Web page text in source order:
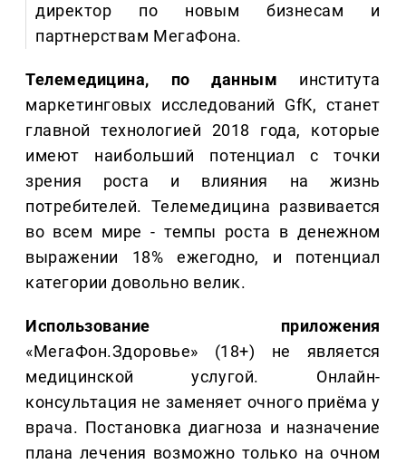
директор по новым бизнесам и
партнерствам МегаФона.
Телемедицина, по данным института
маркетинговых исследований GfK, станет
главной технологией 2018 года, которые
имеют наибольший потенциал с точки
зрения роста и влияния на жизнь
потребителей. Телемедицина развивается
во всем мире - темпы роста в денежном
выражении 18% ежегодно, и потенциал
категории довольно велик.
Использование приложения
«МегаФон.Здоровье» (18+) не является
медицинской услугой. Онлайн-
консультация не заменяет очного приёма у
врача. Постановка диагноза и назначение
плана лечения возможно только на очном